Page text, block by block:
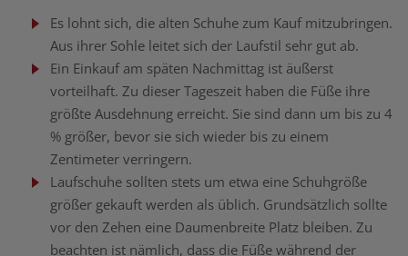
Es lohnt sich, die alten Schuhe zum Kauf mitzubringen.
Aus ihrer Sohle leitet sich der Laufstil sehr gut ab.
Ein Einkauf am späten Nachmittag ist äußerst
vorteilhaft. Zu dieser Tageszeit haben die Füße ihre
größte Ausdehnung erreicht. Sie sind dann um bis zu 4
% größer, bevor sie sich wieder bis zu einem
Zentimeter verringern.
Laufschuhe sollten stets um etwa eine Schuhgröße
größer gekauft werden als üblich. Grundsätzlich sollte
vor den Zehen eine Daumenbreite Platz bleiben. Zu
beachten ist nämlich, dass die Füße während der